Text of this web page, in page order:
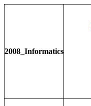
2008_Informatics